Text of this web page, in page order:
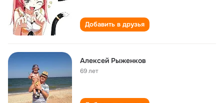
Добавить в друзья
Алексей Рыженков
69 лет